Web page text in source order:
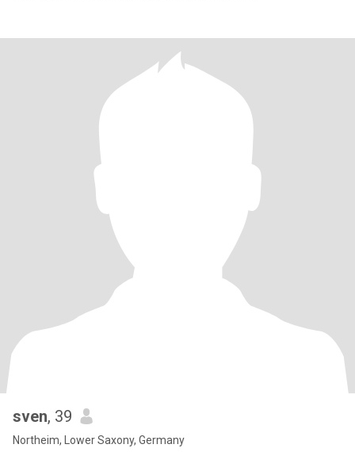
sven, 39
Northeim, Lower Saxony, Germany